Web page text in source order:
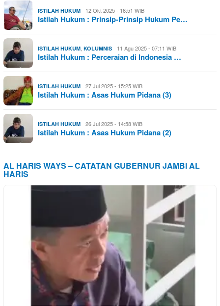
ISTILAH HUKUM 12 Okt 2025 - 16:51 WIB
Istilah Hukum : Prinsip-Prinsip Hukum Pe…
ISTILAH HUKUM, KOLUMNIS 11 Agu 2025 - 07:11 WIB
Istilah Hukum : Perceraian di Indonesia …
ISTILAH HUKUM 27 Jul 2025 - 15:25 WIB
Istilah Hukum : Asas Hukum Pidana (3)
ISTILAH HUKUM 26 Jul 2025 - 14:58 WIB
Istilah Hukum : Asas Hukum Pidana (2)
AL HARIS WAYS – CATATAN GUBERNUR JAMBI AL
HARIS